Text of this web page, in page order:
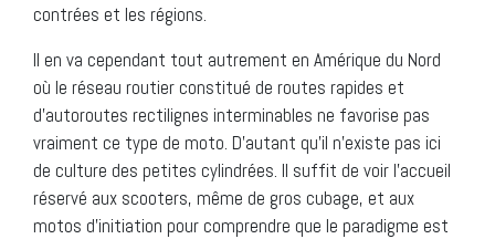
contrées et les régions.
Il en va cependant tout autrement en Amérique du Nord
où le réseau routier constitué de routes rapides et
d’autoroutes rectilignes interminables ne favorise pas
vraiment ce type de moto. D’autant qu’il n’existe pas ici
de culture des petites cylindrées. Il suffit de voir l’accueil
réservé aux scooters, même de gros cubage, et aux
motos d’initiation pour comprendre que le paradigme est